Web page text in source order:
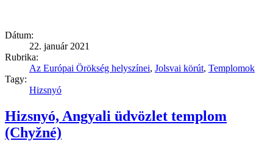
Dátum:
22. január 2021
Rubrika:
Az Európai Örökség helyszínei, Jolsvai körút, Templomok
Tagy:
Hizsnyó
Hizsnyó, Angyali üdvözlet templom
(Chyžné)